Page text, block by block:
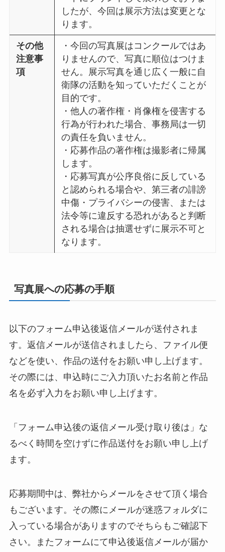
したが、今回は展示方法は変更とな
ります。
その他
注意事
項
・今回の写真展はコンクールではあ
りませんので、写真に順位はつけま
せん。展示写真を通じ広く一般に自
衛隊の活動を知っていただくことが
目的です。
・他人の著作権・肖像権を侵害する
行為が行われた場合、事務局は一切
の責任を負いません。
・応募作品の著作権は撮影者に帰属
します。
・応募写真が公序良俗に反している
と認められる場合や、第三者の誹謗
中傷・プライバシーの侵害、または
法令等に違反する恐れがあると判断
される場合は抽選せずに展示不可と
なります。
写真展への応募の手順
以下のフォーム申込後返信メールが送付されま
す。返信メールが送信されましたら、ファイル便
などを使い、作品の送付をお願い申し上げます。
その際には、申込時にご入力頂いたお名前と作品
名を必ず入力をお願い申し上げます。
「フォーム申込後の返信メール受け取り後は」な
るべく時間を空けずに作品送付をお願い申し上げ
ます。
応募期間中は、弊社からメールをさせて頂く場合
もございます。その際にメールが迷惑フォルダに
入っている場合がありますのでそちらもご確認下
さい。またフォームにて申込後返信メールが届か